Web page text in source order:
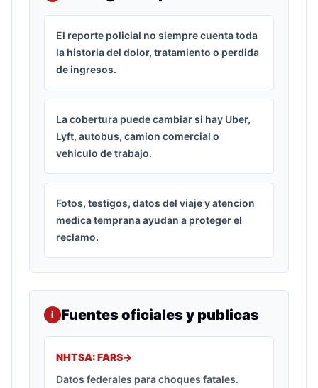
El reporte policial no siempre cuenta toda
la historia del dolor, tratamiento o perdida
de ingresos.
La cobertura puede cambiar si hay Uber,
Lyft, autobus, camion comercial o
vehiculo de trabajo.
Fotos, testigos, datos del viaje y atencion
medica temprana ayudan a proteger el
reclamo.
i Fuentes oficiales y publicas
NHTSA: FARS->
Datos federales para choques fatales.